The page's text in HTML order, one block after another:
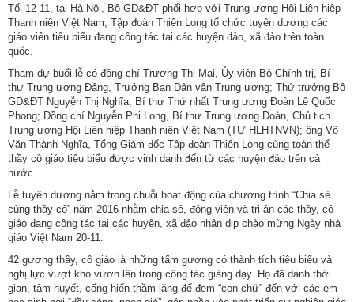
Tối 12-11, tại Hà Nội, Bộ GD&ĐT phối hợp với Trung ương Hội Liên hiệp
Thanh niên Việt Nam, Tập đoàn Thiên Long tổ chức tuyên dương các
giáo viên tiêu biểu đang công tác tại các huyện đảo, xã đảo trên toàn
quốc.
Tham dự buổi lễ có đồng chí Trương Thị Mai, Ủy viên Bộ Chính trị, Bí
thư Trung ương Đảng, Trưởng Ban Dân vận Trung ương; Thứ trưởng Bộ
GD&ĐT Nguyễn Thị Nghĩa; Bí thư Thứ nhất Trung ương Đoàn Lê Quốc
Phong; Đồng chí Nguyễn Phi Long, Bí thư Trung ương Đoàn, Chủ tịch
Trung ương Hội Liên hiệp Thanh niên Việt Nam (TƯ HLHTNVN); ông Võ
Văn Thành Nghĩa, Tổng Giám đốc Tập đoàn Thiên Long cùng toàn thể
thầy cô giáo tiêu biểu được vinh danh đến từ các huyện đảo trên cả
nước.
Lễ tuyên dương nằm trong chuỗi hoạt động của chương trình “Chia sẻ
cùng thầy cô” năm 2016 nhằm chia sẻ, động viên và tri ân các thầy, cô
giáo đang công tác tại các huyện, xã đảo nhân dịp chào mừng Ngày nhà
giáo Việt Nam 20-11.
42 gương thầy, cô giáo là những tấm gương có thành tích tiêu biểu và
nghị lực vượt khó vươn lên trong công tác giảng dạy. Họ đã dành thời
gian, tâm huyết, cống hiến thầm lặng để đem “con chữ” đến với các em